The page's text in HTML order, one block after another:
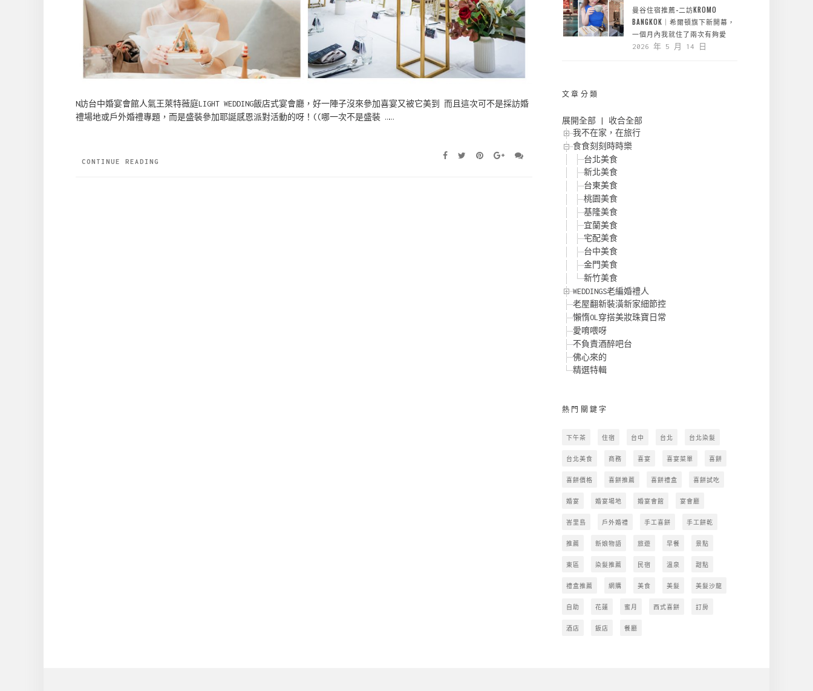
N訪台中婚宴會館人氣王萊特薇庭LIGHT WEDDING飯店式宴會廳，好一陣子沒來參加喜宴又被它美到 而且這次可不是採訪婚
禮場地或戶外婚禮專題，而是盛裝參加耶誕感恩派對活動的呀！((哪一次不是盛裝 ……
CONTINUE READING
曼谷住宿推薦-二訪KROMO
BANGKOK｜希爾頓旗下新開幕，
一個月內我就住了兩次有夠愛
2026 年 5 月 14 日
文章分類
展開全部
收合全部
我不在家，在旅行
食食刻刻時時樂
台北美食
新北美食
台東美食
桃園美食
基隆美食
宜蘭美食
宅配美食
台中美食
金門美食
新竹美食
WEDDINGS老編婚禮人
老屋翻新裝潢新家細節控
懶惰OL穿搭美妝珠寶日常
愛唷喂呀
不負責酒醉吧台
佛心來的
精選特輯
熱門關鍵字
下午茶 住宿 台中 台北 台北染髮
台北美食 商務 喜宴 喜宴菜單 喜餅
喜餅價格 喜餅推薦 喜餅禮盒 喜餅試吃
婚宴 婚宴場地 婚宴會館 宴會廳
峇里島 戶外婚禮 手工喜餅 手工餅乾
推薦 新娘物語 旅遊 早餐 景點
東區 染髮推薦 民宿 溫泉 甜點
禮盒推薦 網購 美食 美髮 美髮沙龍
自助 花蓮 蜜月 西式喜餅 訂房
酒店 飯店 餐廳